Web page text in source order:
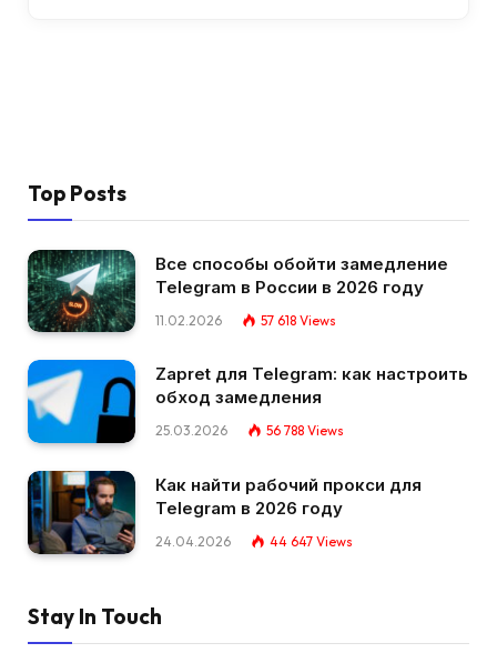
Top Posts
Все способы обойти замедление
Telegram в России в 2026 году
11.02.2026 57 618 Views
Zapret для Telegram: как настроить
обход замедления
25.03.2026 56 788 Views
Как найти рабочий прокси для
Telegram в 2026 году
24.04.2026 44 647 Views
Stay In Touch